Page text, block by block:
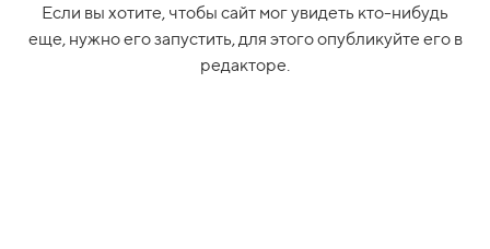
Если вы хотите, чтобы сайт мог увидеть кто-нибудь
еще, нужно его запустить, для этого опубликуйте его в
редакторе.